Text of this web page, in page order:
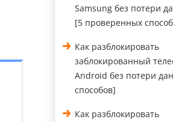
Samsung без потери
[5 проверенных
Как разблокировать
заблокированный
Android без потери
способов]
Как разблокировать